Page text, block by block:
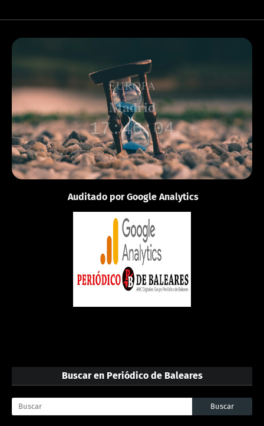
EUROPA
Londres
16:46:10
Auditado por Google Analytics
Buscar en Periódico de Baleares